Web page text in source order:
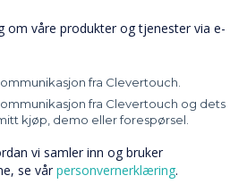
om våre produkter og tjenester via e-
fra Clevertouch.
fra Clevertouch og dets
kjøp, demo eller forespørsel.
vi samler inn og bruker
se vårpersonvernerklæring.